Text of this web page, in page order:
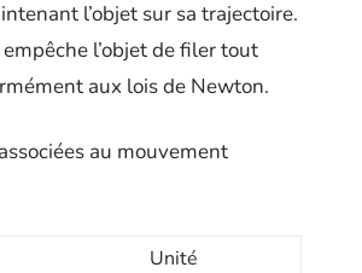
l’objet sur sa trajectoire.
l’objet de filer tout
aux lois de Newton.
au mouvement
Unité